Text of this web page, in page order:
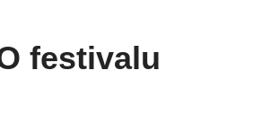
festivalu